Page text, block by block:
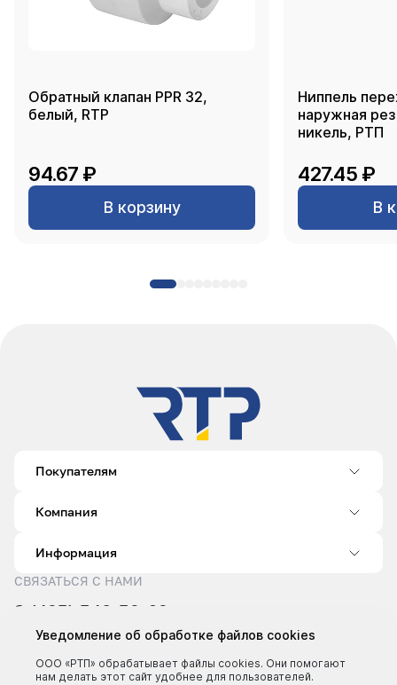
Обратный клапан PPR 32,
белый, RTP
94.67 ₽
В корзину
Ниппель
наружная
никель, РТП
427.45 ₽
В
Покупателям
Компания
Информация
СВЯЗАТЬСЯ С НАМИ
8 (495) 540-52-62
sale@rtp.ru
Пн–Пт: 9:00–18:00
Уведомление об обработке файлов cookies
ООО «РТП» обрабатывает файлы cookies. Они помогают
нам делать этот сайт удобнее для пользователей.